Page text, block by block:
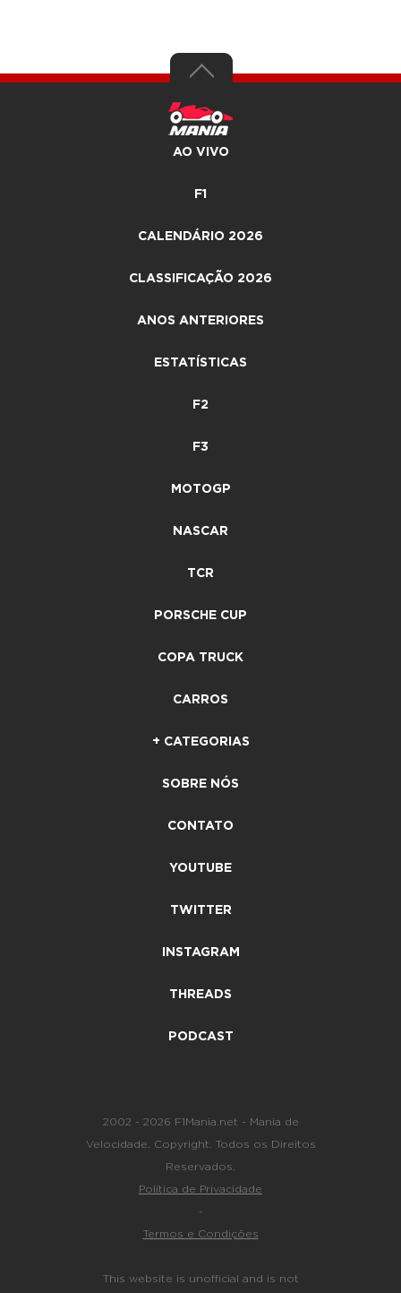
AO VIVO
F1
CALENDÁRIO 2026
CLASSIFICAÇÃO 2026
ANOS ANTERIORES
ESTATÍSTICAS
F2
F3
MOTOGP
NASCAR
TCR
PORSCHE CUP
COPA TRUCK
CARROS
+ CATEGORIAS
SOBRE NÓS
CONTATO
YOUTUBE
TWITTER
INSTAGRAM
THREADS
PODCAST
2002 - 2026 F1Mania.net - Mania de
Velocidade. Copyright. Todos os Direitos
Reservados.
Política de Privacidade
-
Termos e Condições
This website is unofficial and is not